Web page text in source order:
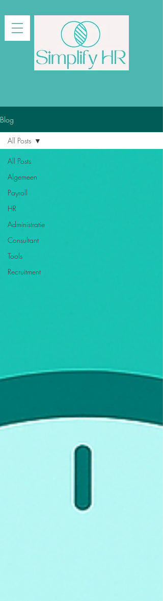
Blog
All Posts
Algemeen
Payroll
HR
Administratie
Consultant
Tools
Recruitment
All Posts